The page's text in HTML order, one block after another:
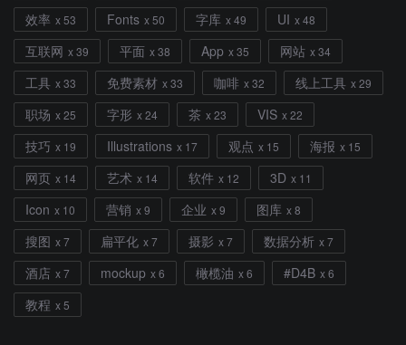
效率 x 53 Fonts x 50 字库 x 49 UI x 48
互联网 x 39 平面 x 38 App x 35 网站 x 34
工具 x 33 免费素材 x 33 咖啡 x 32 线上工具 x 29
职场 x 25 字形 x 24 茶 x 23 VIS x 22
技巧 x 19 Illustrations x 17 观点 x 15 海报 x 15
网页 x 14 艺术 x 14 软件 x 12 3D x 11
Icon x 10 营销 x 9 企业 x 9 图库 x 8
搜图 x 7 扁平化 x 7 摄影 x 7 数据分析 x 7
酒店 x 7 mockup x 6 橄榄油 x 6 #D4B x 6
教程 x 5